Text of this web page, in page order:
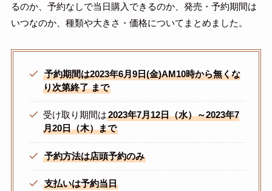
るのか、予約なしで当日購入できるのか、発売・予約期間は
いつなのか、種類や大きさ・価格についてまとめました。
予約期間は2023年6月9日(金)AM10時から無くな
り次第終了 まで
受け取り期間は2023年7月12日（水）～2023年7
月20日（木）まで
予約方法は店頭予約のみ
支払いは予約当日